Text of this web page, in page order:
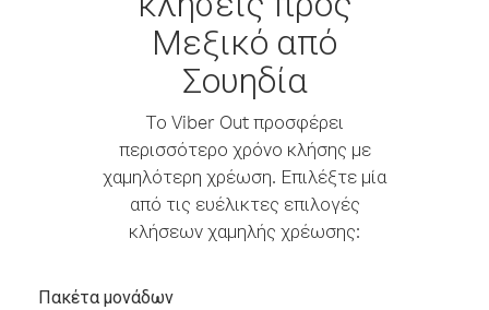
Μεξικό από
Σουηδία
Το Viber Out προσφέρει
περισσότερο χρόνο κλήσης με
χαμηλότερη χρέωση. Επιλέξτε μία
από τις ευέλικτες επιλογές
κλήσεων χαμηλής χρέωσης:
Πακέτα μονάδων